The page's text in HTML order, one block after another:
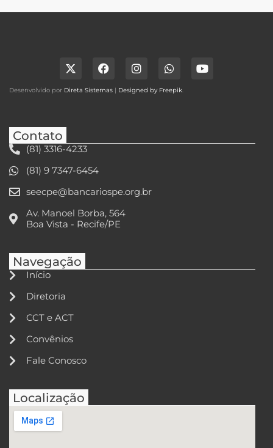
Desenvolvido por Direta Sistemas | Designed by Freepik.
Contato
(81) 3316-4233
(81) 9 7347-6454
seecpe@bancariospe.org.br
Av. Manoel Borba, 564
Boa Vista - Recife/PE
Navegação
Início
Diretoria
CCT e ACT
Convênios
Fale Conosco
Localização